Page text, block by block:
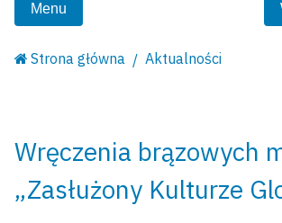
Menu
Strona główna Aktualności
Wręczenia brązowych
„Zasłużony Kulturze